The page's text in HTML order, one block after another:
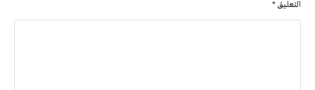
التعليق *